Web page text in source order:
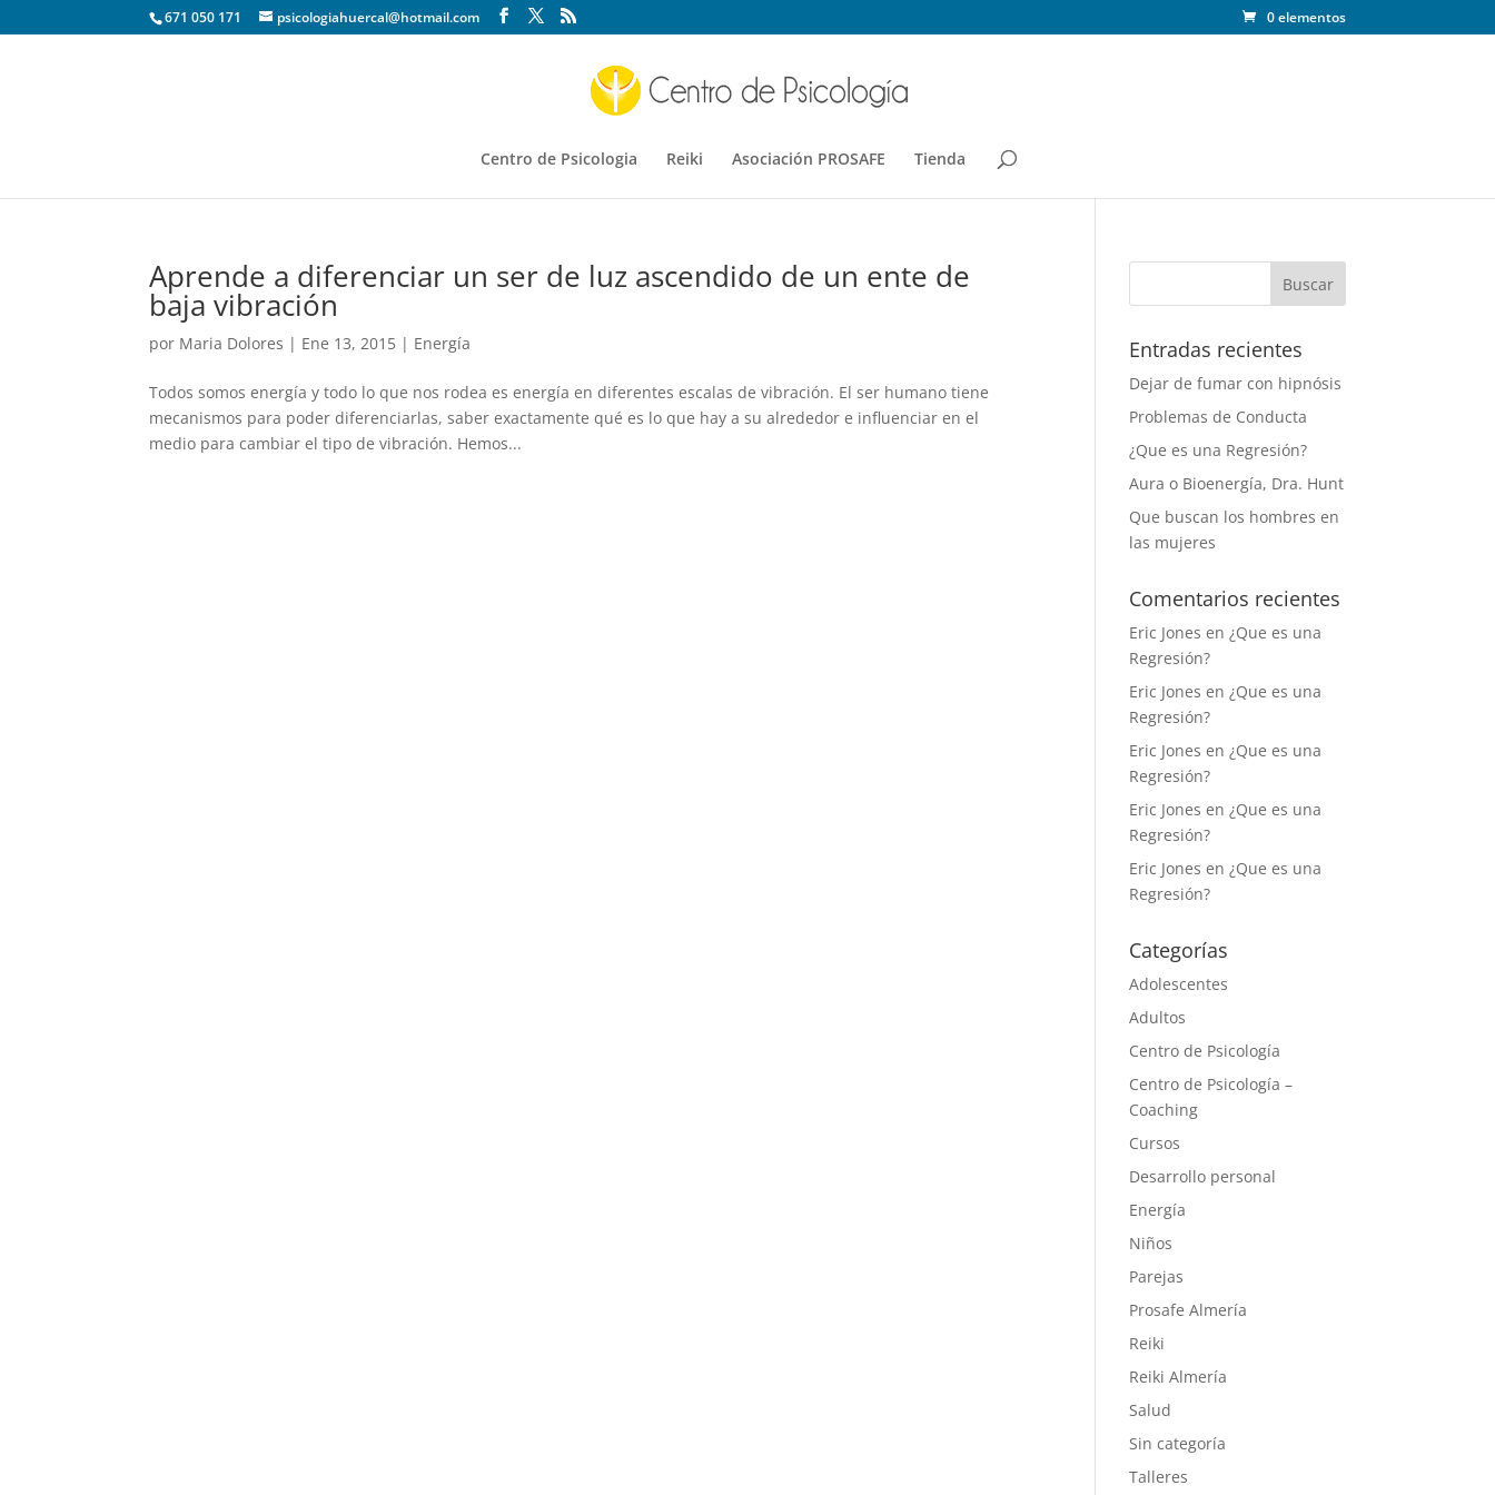
671 050 171 psicologiahuercal@hotmail.com 0 elementos
Centro de Psicologia Reiki Asociación PROSAFE Tienda
Aprende a diferenciar un ser de luz ascendido de un ente de
baja vibración
por Maria Dolores | Ene 13, 2015 | Energía
Todos somos energía y todo lo que nos rodea es energía en diferentes escalas de vibración. El ser humano tiene
mecanismos para poder diferenciarlas, saber exactamente qué es lo que hay a su alrededor e influenciar en el
medio para cambiar el tipo de vibración. Hemos...
Entradas recientes
Dejar de fumar con hipnósis
Problemas de Conducta
¿Que es una Regresión?
Aura o Bioenergía, Dra. Hunt
Que buscan los hombres en
las mujeres
Comentarios recientes
Eric Jones en¿Que es una
Regresión?
Eric Jones en¿Que es una
Regresión?
Eric Jones en¿Que es una
Regresión?
Eric Jones en¿Que es una
Regresión?
Eric Jones en¿Que es una
Regresión?
Categorías
Adolescentes
Adultos
Centro de Psicología
Centro de Psicología –
Coaching
Cursos
Desarrollo personal
Energía
Niños
Parejas
Prosafe Almería
Reiki
Reiki Almería
Salud
Sin categoría
Talleres